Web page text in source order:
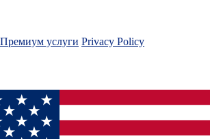
Премиум услуги Privacy Policy